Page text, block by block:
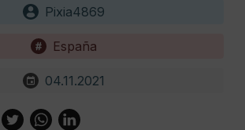
Pixia4869
España
04.11.2021